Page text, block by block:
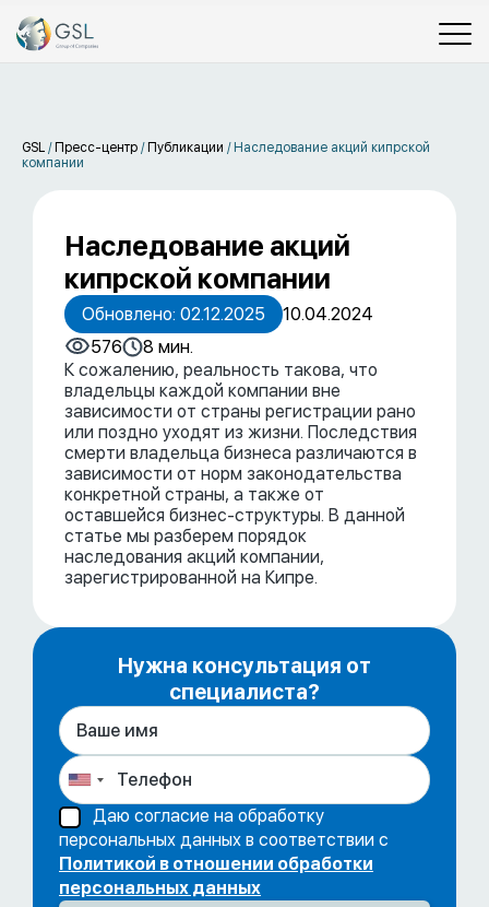
GSL / Пресс-центр / Публикации / Наследование акций кипрской
компании
Наследование акций
кипрской компании
Обновлено: 02.12.2025
10.04.2024
576
8 мин.
К сожалению, реальность такова, что
владельцы каждой компании вне
зависимости от страны регистрации рано
или поздно уходят из жизни. Последствия
смерти владельца бизнеса различаются в
зависимости от норм законодательства
конкретной страны, а также от
оставшейся бизнес-структуры. В данной
статье мы разберем порядок
наследования акций компании,
зарегистрированной на Кипре.
Нужна консультация от
специалиста?
Даю согласие на обработку
персональных данных в соответствии с
Политикой в отношении обработки
персональных данных